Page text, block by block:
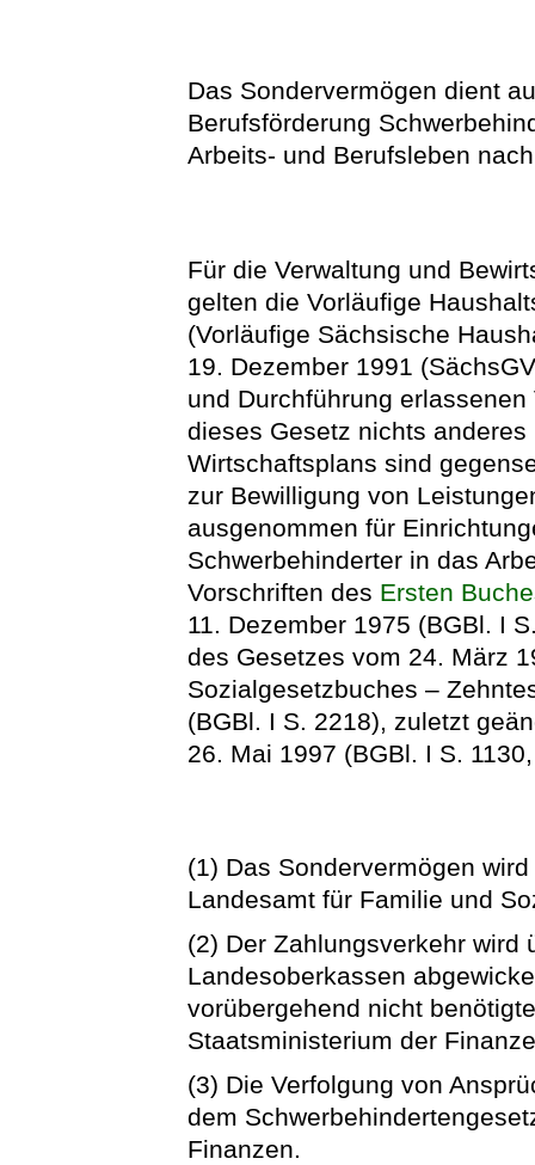
Das Sondervermögen dient
Berufsförderung
Arbeits- und Berufsleben
Für die Verwaltung und
gelten die Vorläufige
(Vorläufige Sächsische
19. Dezember 1991
und Durchführung
dieses Gesetz nichts
Wirtschaftsplans sind
zur Bewilligung von
ausgenommen für
Schwerbehinderter in das
Vorschriften des Ersten
11. Dezember 1975 (BGBl. I
des Gesetzes vom 24. März
Sozialgesetzbuches –
(BGBl. I S. 2218), zuletzt
26. Mai 1997 (BGBl. I S.
(1) Das Sondervermögen
Landesamt für Familie und
(2) Der Zahlungsverkehr wird
Landesoberkassen
vorübergehend nicht
Staatsministerium der
(3) Die Verfolgung von
dem
Finanzen.